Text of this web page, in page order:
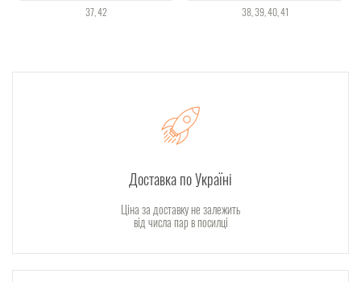
37 42 38 39 40 41
Доставка по Україні
Ціна за доставку не залежить
від числа пар в посилці